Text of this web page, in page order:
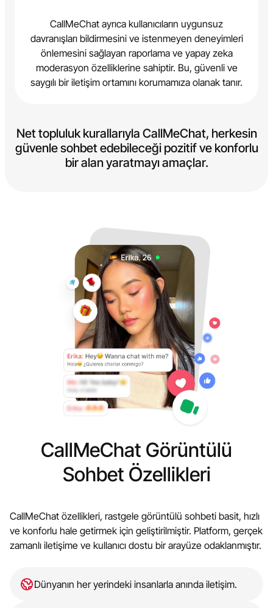
CallMeChat ayrıca kullanıcıların uygunsuz
davranışları bildirmesini ve istenmeyen deneyimleri
önlemesini sağlayan raporlama ve yapay zeka
moderasyon özelliklerine sahiptir. Bu, güvenli ve
saygılı bir iletişim ortamını korumamıza olanak tanır.
Net topluluk kurallarıyla CallMeChat, herkesin
güvenle sohbet edebileceği pozitif ve konforlu
bir alan yaratmayı amaçlar.
CallMeChat Görüntülü
Sohbet Özellikleri
CallMeChat özellikleri, rastgele görüntülü sohbeti basit, hızlı
ve konforlu hale getirmek için geliştirilmiştir. Platform, gerçek
zamanlı iletişime ve kullanıcı dostu bir arayüze odaklanmıştır.
Dünyanın her yerindeki insanlarla anında iletişim.